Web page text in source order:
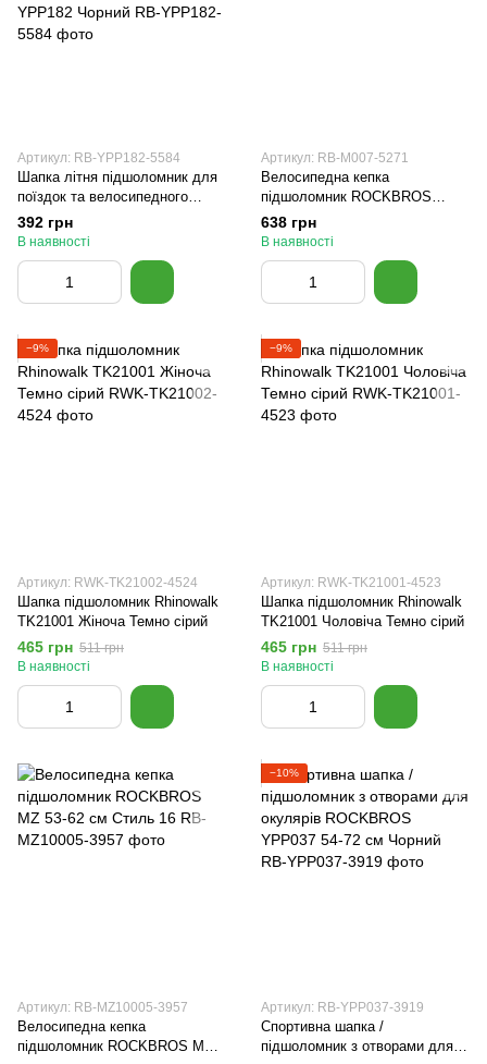
Артикул: RB-YPP182-5584
Шапка літня підшоломник для
поїздок та велосипедного
шолома універсальна
ROCKBROS YPP182 Чорний
392 грн
В наявності
Артикул: RB-M007-5271
Велосипедна кепка
підшоломник ROCKBROS
M007 53-62 см Чорна
638 грн
В наявності
−9%
Артикул: RWK-TK21002-4524
Шапка підшоломник Rhinowalk
TK21001 Жіноча Темно сірий
465 грн 511 грн
В наявності
−9%
Артикул: RWK-TK21001-4523
Шапка підшоломник Rhinowalk
TK21001 Чоловіча Темно сірий
465 грн 511 грн
В наявності
Артикул: RB-MZ10005-3957
Велосипедна кепка
підшоломник ROCKBROS MZ
−10%
Артикул: RB-YPP037-3919
Спортивна шапка /
підшоломник з отворами для